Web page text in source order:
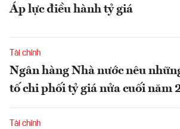
Áp lực điều hành tỷ giá
Tài chính
Ngân hàng Nhà nước nêu
tố chi phối tỷ giá nửa cuối năm
Tài chính